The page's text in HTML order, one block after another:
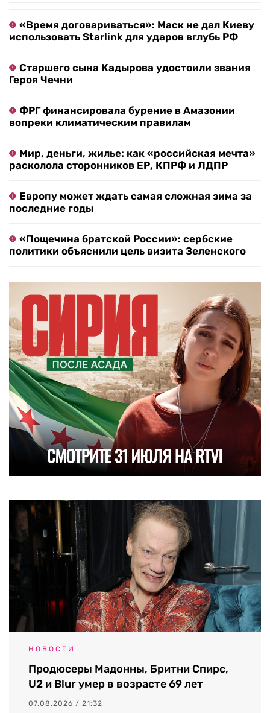
«Время договариваться»: Маск не дал Киеву
использовать Starlink для ударов вглубь РФ
Старшего сына Кадырова удостоили звания
Героя Чечни
ФРГ финансировала бурение в Амазонии
вопреки климатическим правилам
Мир, деньги, жилье: как «российская мечта»
расколола сторонников ЕР, КПРФ и ЛДПР
Европу может ждать самая сложная зима за
последние годы
«Пощечина братской России»: сербские
политики объяснили цель визита Зеленского
НОВОСТИ
Продюсеры Мадонны, Бритни Спирс,
U2 и Blur умер в возрасте 69 лет
07.08.2026 / 21:32